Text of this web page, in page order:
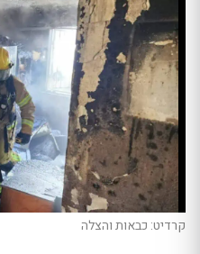
קרדיט: כבאות והצלה